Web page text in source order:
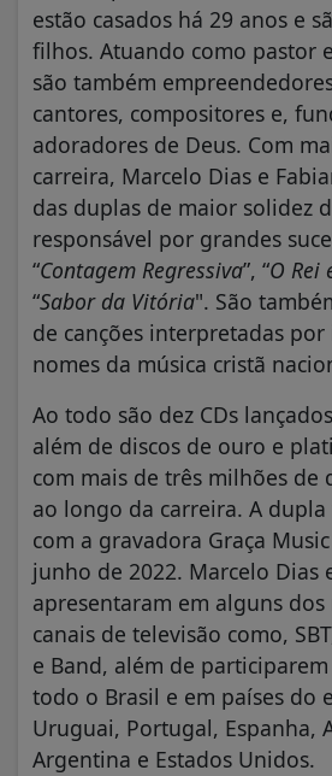
estão casados há 29 anos e
filhos. Atuando como pastor
são também
cantores, compositores e,
adoradores de Deus. Com
carreira, Marcelo Dias e
das duplas de maior solidez
responsável por grandes
“Contagem Regressiva”, “O Rei
“Sabor da Vitória". São
de canções interpretadas
nomes da música cristã
Ao todo são dez CDs
além de discos de ouro e
com mais de três milhões de
ao longo da carreira. A
com a gravadora Graça
junho de 2022. Marcelo Dias
apresentaram em alguns
canais de televisão como,
e Band, além de
todo o Brasil e em países do
Uruguai, Portugal, Espanha,
Argentina e Estados Unidos.